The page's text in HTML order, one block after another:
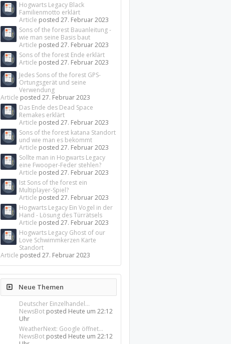
Hogwarts Legacy Black
Familienmotto erklärt
Article posted27. Februar 2023
Sons of the forest Bauanleitung -
wie man seine Basis baut
Article posted27. Februar 2023
Sons of the forest Ende erklärt
Article posted27. Februar 2023
Jedes Sons of the forest GPS-
Ortungsgerät und seine
Verwendung
Article posted27. Februar 2023
Das Ende des Dead Space
Remakes erklärt
Article posted27. Februar 2023
Sons of the forest katana Standort
und wie man es bekommt
Article posted27. Februar 2023
Sollte man in Hogwarts Legacy
eine Fwooper-Feder stehlen?
Article posted27. Februar 2023
Ist Sons of the forest ein
Multiplayer-Spiel?
Article posted27. Februar 2023
Hogwarts Legacy Ein Vogel in der
Hand - Lösung des Türrätsels
Article posted27. Februar 2023
Hogwarts Legacy Ghost of our
Love Schwimmkerzen Karte
Standort
Article posted27. Februar 2023
Neue Themen
Deutscher Einzelhandel...
NewsBot posted Heute um 22:12
Uhr
WeatherNext: Google öffnet...
NewsBot posted Heute um 22:12